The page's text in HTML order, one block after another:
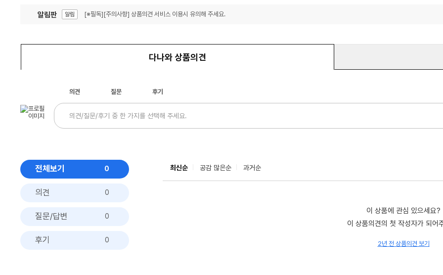
알림판 알림 [※필독][주의사항] 상품의견 서비스 이용시 유의해 주세요.
다나와 상품의견
의견 질문 후기
전체보기 0
의견 0
질문/답변 0
후기 0
최신순 공감 많은순 과거순
이 상품에 관심 있으세요?
이 상품의견의 첫 작성자가 되어
2년 전 상품의견 보기